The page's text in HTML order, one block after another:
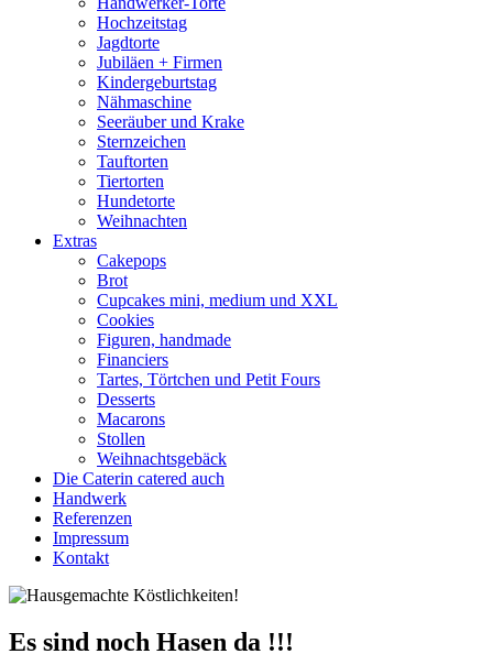
Hochzeitstag
Jagdtorte
Jubiläen + Firmen
Kindergeburtstag
Nähmaschine
Seeräuber und Krake
Sternzeichen
Tauftorten
Tiertorten
Hundetorte
Weihnachten
Extras
Cakepops
Brot
Cupcakes mini, medium und XXL
Cookies
Figuren, handmade
Financiers
Tartes, Törtchen und Petit Fours
Desserts
Macarons
Stollen
Weihnachtsgebäck
Die Caterin catered auch
Handwerk
Referenzen
Impressum
Kontakt
Es sind noch Hasen da !!!